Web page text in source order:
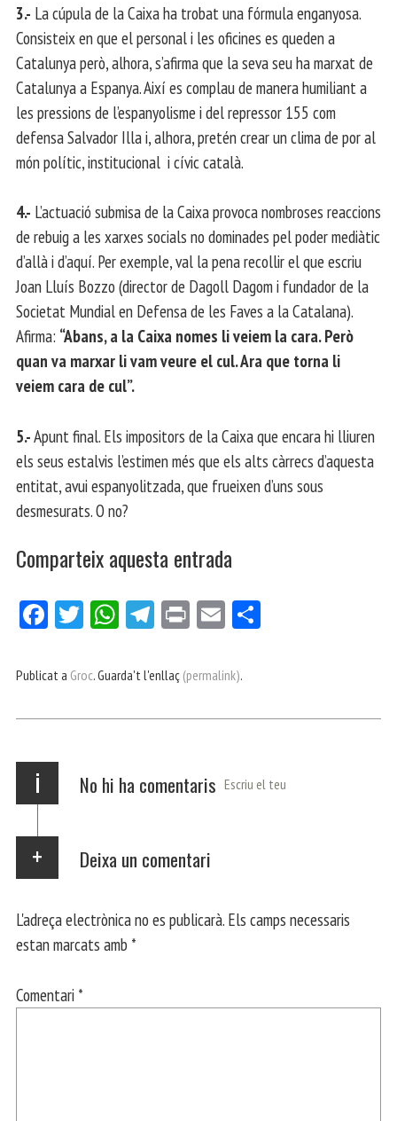
3.- La cúpula de la Caixa ha trobat una fórmula enganyosa.
Consisteix en que el personal i les oficines es queden a
Catalunya però, alhora, s’afirma que la seva seu ha marxat de
Catalunya a Espanya. Així es complau de manera humiliant a
les pressions de l’espanyolisme i del repressor 155 com
defensa Salvador Illa i, alhora, pretén crear un clima de por al
món polític, institucional i cívic català.
4.- L’actuació submisa de la Caixa provoca nombroses reaccions
de rebuig a les xarxes socials no dominades pel poder mediàtic
d’allà i d’aquí. Per exemple, val la pena recollir el que escriu
Joan Lluís Bozzo (director de Dagoll Dagom i fundador de la
Societat Mundial en Defensa de les Faves a la Catalana).
Afirma: “Abans, a la Caixa nomes li veiem la cara. Però
quan va marxar li vam veure el cul. Ara que torna li
veiem cara de cul”.
5.-Apunt final. Els impositors de la Caixa que encara hi lliuren
els seus estalvis l’estimen més que els alts càrrecs d’aquesta
entitat, avui espanyolitzada, que frueixen d’uns sous
desmesurats. O no?
Comparteix aquesta entrada
Fa
bo
Tw
er
W
ts
p
Te
gr
m
Pri E
ail
ei
Publicat a Groc. Guarda't l'enllaç (permalink).
i No hi ha comentaris Escriu el teu
Deixa un comentari
L'adreça electrònica no es publicarà. Els camps necessaris
estan marcats amb *
Comentari *